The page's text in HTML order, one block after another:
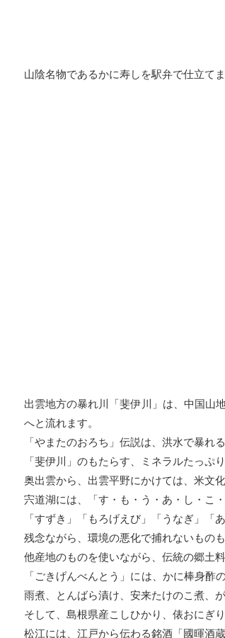
山陰名物であるかに寿しを駅弁で仕立て
出雲地方の暴れ川「斐伊川」は、中国山
へと流れます。
「やまたのおろち」伝説は、洪水で暴れ
「斐伊川」のもたらす、ミネラルたっぷ
奥出雲から、出雲平野にかけては、米文
宍道湖には、「す・も・う・あ・し・こ
「すずき」「もろげえび」「うなぎ」「
残念ながら、環境の悪化で捕れないもの
他産地のものを使いながら、伝統の郷土
「ごきげんべんとう」には、かに棒身
雨煮、とんばら漬け、安来たけのこ煮、
そして、島根県産こしひかり、俵おにぎ
松江には、江戸から伝わる銘酒「國暉酒蔵